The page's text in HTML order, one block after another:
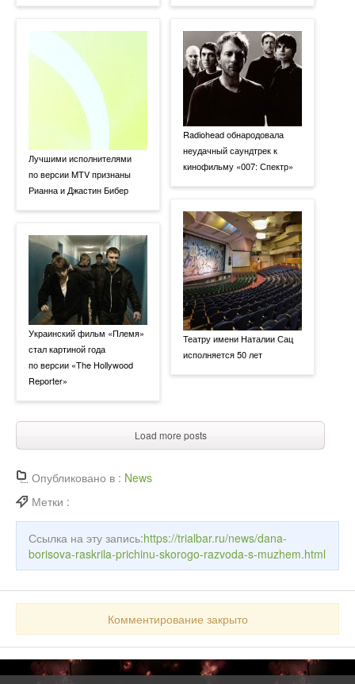
Лучшими исполнителями
по версии MTV признаны
Рианна и Джастин Бибер
Украинский фильм «Племя»
стал картиной года
по версии «The Hollywood
Reporter»
Radiohead обнародовала
неудачный саундтрек к
кинофильму «007: Спектр»
Театру имени Наталии Сац
исполняется 50 лет
Load more posts
Опубликовано в : News
Метки :
Ссылка на эту запись:https://trialbar.ru/news/dana-
borisova-raskrila-prichinu-skorogo-razvoda-s-muzhem.html
Комментирование закрыто